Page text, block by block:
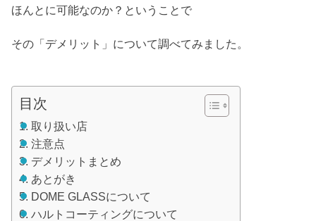
ほんとに可能なのか？ということで
その「デメリット」について調べてみました。
目次
取り扱い店
注意点
デメリットまとめ
あとがき
DOME GLASSについて
ハルトコーティングについて